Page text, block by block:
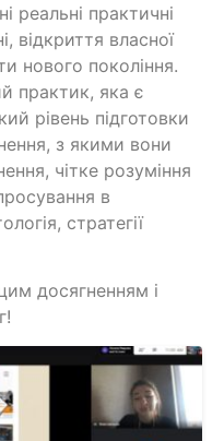
реальні практичні
відкриття власної
нового покоління.
практик, яка є
рівень підготовки
з якими вони
чітке розуміння
в
стратегії
досягненням і